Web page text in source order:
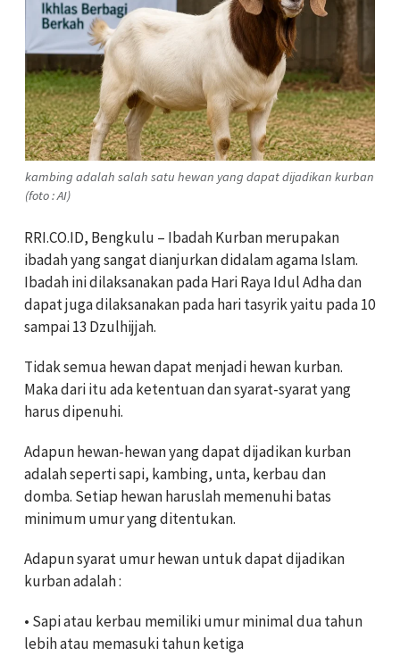
kambing adalah salah satu hewan yang dapat dijadikan kurban
(foto : AI)
RRI.CO.ID, Bengkulu – Ibadah Kurban merupakan
ibadah yang sangat dianjurkan didalam agama Islam.
Ibadah ini dilaksanakan pada Hari Raya Idul Adha dan
dapat juga dilaksanakan pada hari tasyrik yaitu pada 10
sampai 13 Dzulhijjah.
Tidak semua hewan dapat menjadi hewan kurban.
Maka dari itu ada ketentuan dan syarat-syarat yang
harus dipenuhi.
Adapun hewan-hewan yang dapat dijadikan kurban
adalah seperti sapi, kambing, unta, kerbau dan
domba. Setiap hewan haruslah memenuhi batas
minimum umur yang ditentukan.
Adapun syarat umur hewan untuk dapat dijadikan
kurban adalah :
• Sapi atau kerbau memiliki umur minimal dua tahun
lebih atau memasuki tahun ketiga